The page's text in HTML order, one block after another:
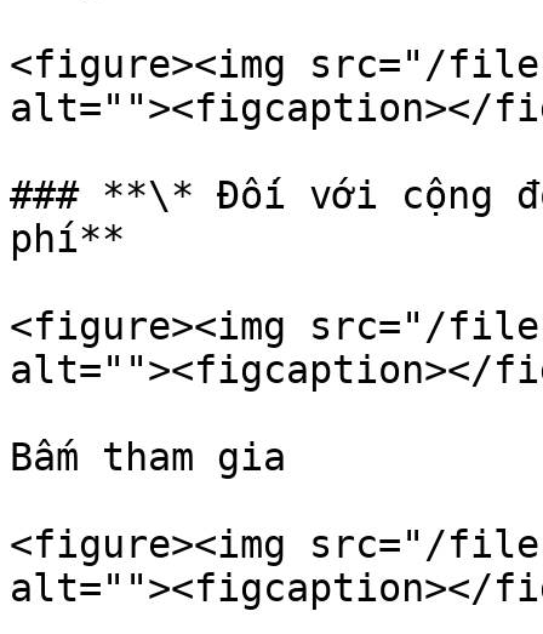
<figure><img src="/files/
alt=""><figcaption></
### **\* Đối với cộng
phí**
<figure><img src="/files/
alt=""><figcaption></
Bấm tham gia
<figure><img src="/files/
alt=""><figcaption></